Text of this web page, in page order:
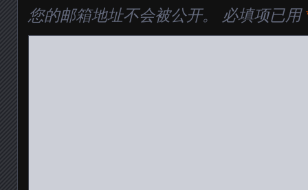
您的邮箱地址不会被公开。 必填项已用